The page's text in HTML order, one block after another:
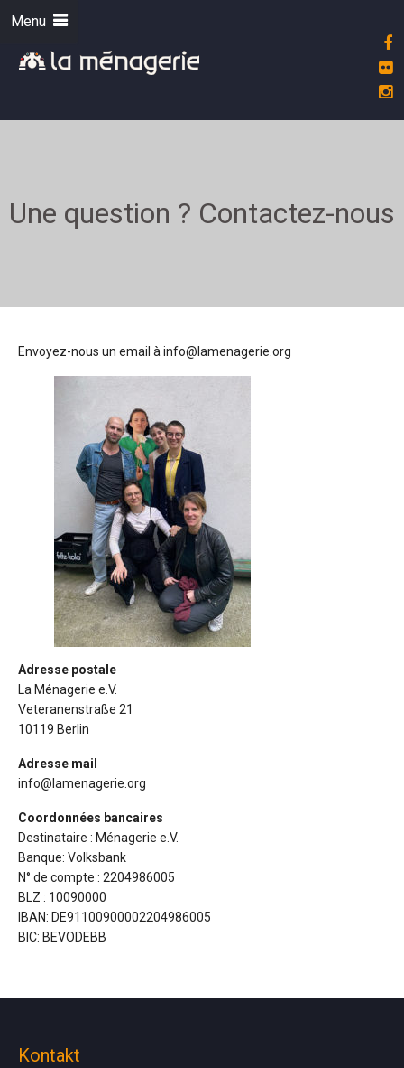
Menu
Une question ? Contactez-nous
Envoyez-nous un email à info@lamenagerie.org
Adresse postale
La Ménagerie e.V.
Veteranenstraße 21
10119 Berlin
Adresse mail
info@lamenagerie.org
Coordonnées bancaires
Destinataire : Ménagerie e.V.
Banque: Volksbank
N° de compte : 2204986005
BLZ : 10090000
IBAN: DE91100900002204986005
BIC: BEVODEBB
Kontakt